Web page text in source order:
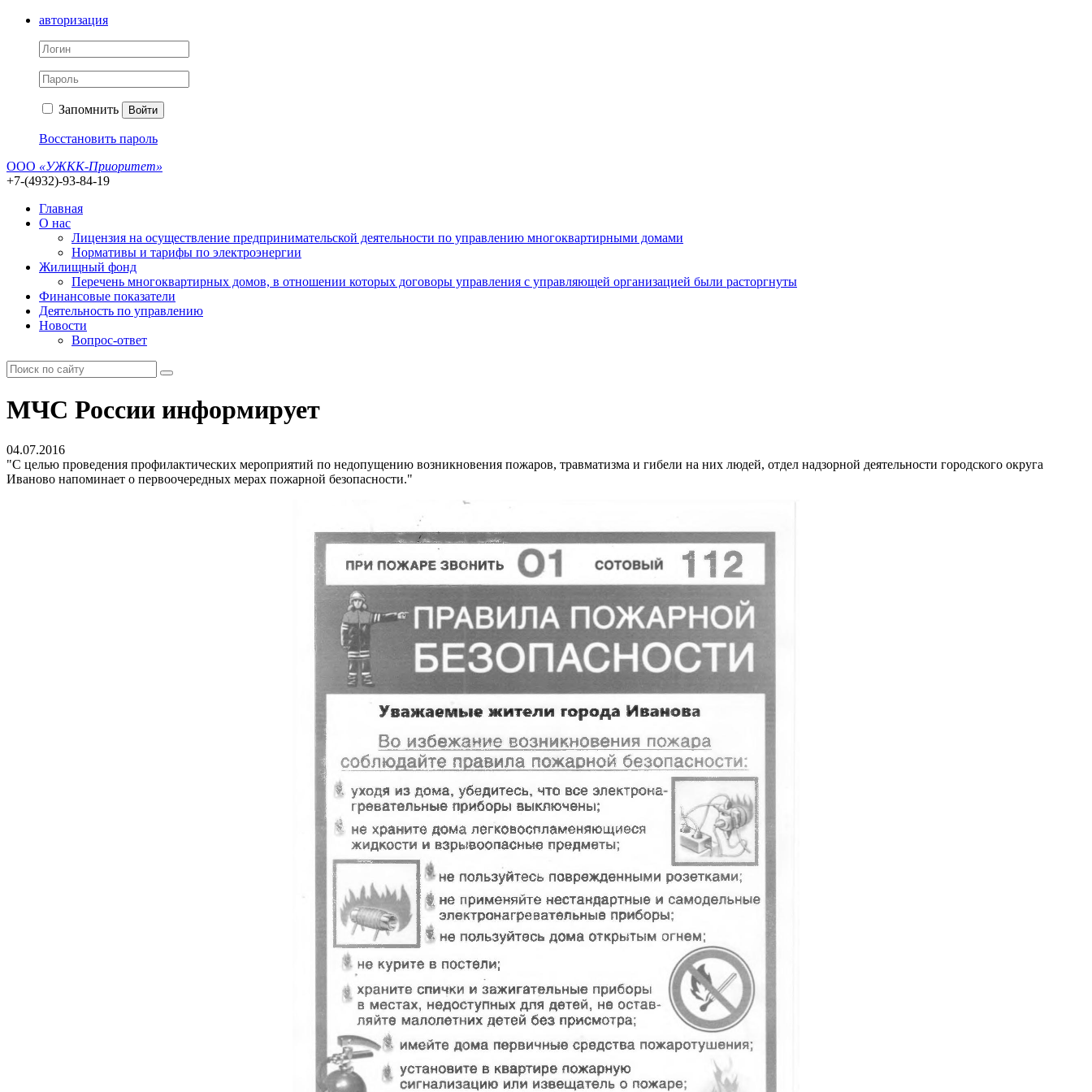
авторизация
Запомнить Войти
Восстановить пароль
ООО «УЖКК-Приоритет»
+7-(4932)-93-84-19
Главная
О нас
Лицензия на осуществление предпринимательской деятельности по управлению многоквартирными домами
Нормативы и тарифы по электроэнергии
Жилищный фонд
Перечень многоквартирных домов, в отношении которых договоры управления с управляющей организацией были расторгнуты
Финансовые показатели
Деятельность по управлению
Новости
Вопрос-ответ
МЧС России информирует
04.07.2016
"С целью проведения профилактических мероприятий по недопущению возникновения пожаров, травматизма и гибели на них людей, отдел надзорной деятельности городского округа
Иваново напоминает о первоочередных мерах пожарной безопасности."